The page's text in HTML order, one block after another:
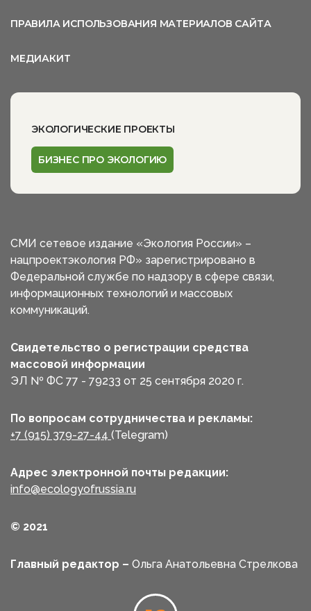
ПРАВИЛА ИСПОЛЬЗОВАНИЯ МАТЕРИАЛОВ САЙТА
МЕДИАКИТ
ЭКОЛОГИЧЕСКИЕ ПРОЕКТЫ
БИЗНЕС ПРО ЭКОЛОГИЮ
СМИ сетевое издание «Экология России» –
нацпроектэкология РФ» зарегистрировано в
Федеральной службе по надзору в сфере связи,
информационных технологий и массовых
коммуникаций.
Свидетельство о регистрации средства
массовой информации
ЭЛ № ФС 77 - 79233 от 25 сентября 2020 г.
По вопросам сотрудничества и рекламы:
+7 (915) 379-27-44 (Telegram)
Адрес электронной почты редакции:
info@ecologyofrussia.ru
© 2021
Главный редактор – Ольга Анатольевна Стрелкова